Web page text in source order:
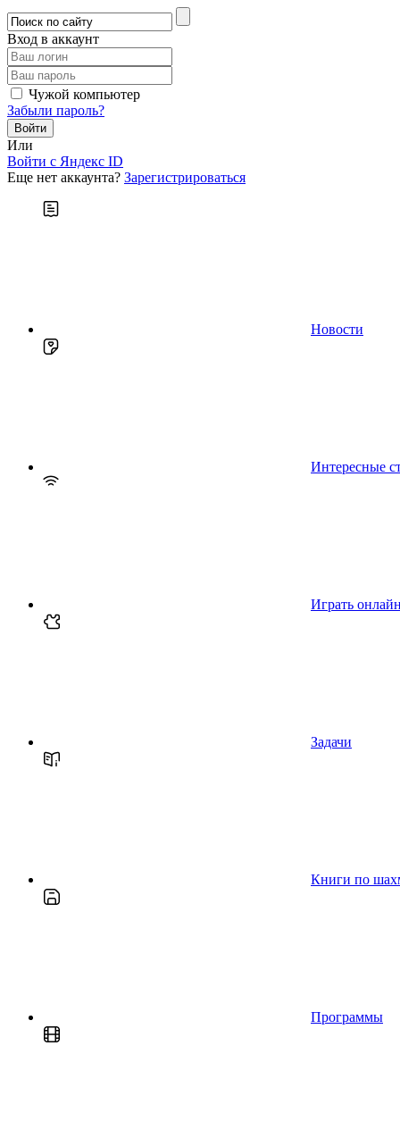
Вход в аккаунт
Чужой компьютер
Забыли пароль?
Или
Войти c Яндекс ID
Еще нет аккаунта? Зарегистрироваться
Новости
Интересные
Играть онлайн
Задачи
Книги по
Программы